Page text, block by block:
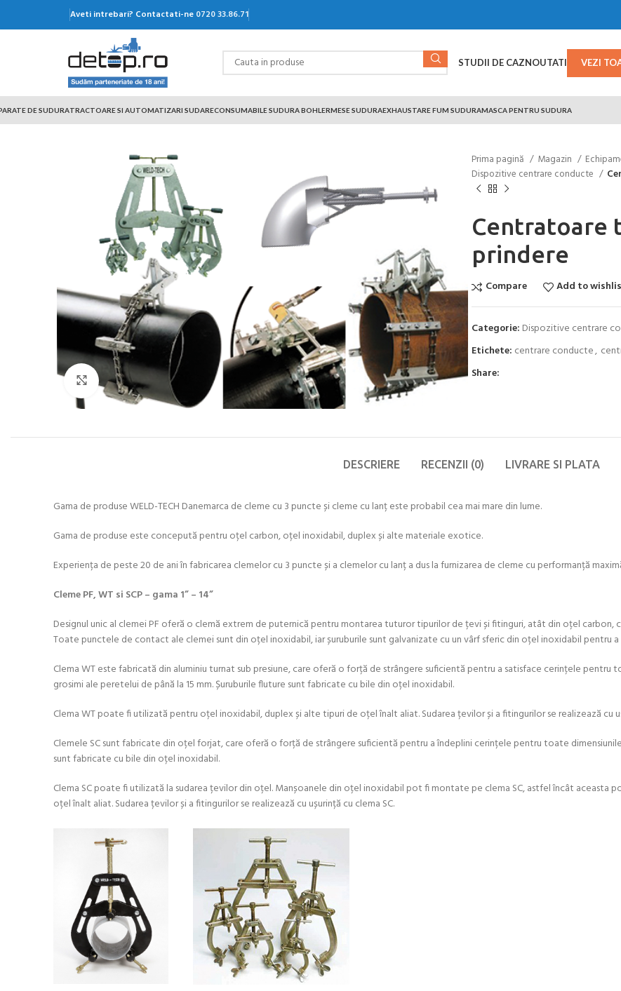
Aveti intrebari? Contactati-ne 0720 33.86.71
STUDII DE CAZNOUTATI VEZI
DE SUDURATRACTOARE SI AUTOMATIZARI SUDARECONSUMABILE SUDURA BOHLERMESE SUDURAEXHAUSTARE FUM SUDURAMASCA PENTRU SUDURA
Click to enlarge
Prima pagină Magazin
Dispozitive centrare conducte
Centratoare
prindere
Compare Add to
Categorie: Dispozitive centrare
Etichete: centrare conducte,
Share:
DESCRIERE RECENZII (0) LIVRARE SI PLATA
Gama de produse WELD-TECH Danemarca de cleme cu 3 puncte și cleme cu lanț este probabil cea mai mare din lume.
Gama de produse este concepută pentru oțel carbon, oțel inoxidabil, duplex și alte materiale exotice.
Experiența de peste 20 de ani în fabricarea clemelor cu 3 puncte și a clemelor cu lanț a dus la furnizarea de cleme cu performanță
Cleme PF, WT si SCP – gama 1” – 14”
Designul unic al clemei PF oferă o clemă extrem de puternică pentru montarea tuturor tipurilor de țevi și fitinguri, atât din oțel carbon,
Toate punctele de contact ale clemei sunt din oțel inoxidabil, iar șuruburile sunt galvanizate cu un vârf sferic din oțel inoxidabil pentru
Clema WT este fabricată din aluminiu turnat sub presiune, care oferă o forță de strângere suficientă pentru a satisface cerințele pentru
grosimi ale peretelui de până la 15 mm. Șuruburile fluture sunt fabricate cu bile din oțel inoxidabil.
Clema WT poate fi utilizată pentru oțel inoxidabil, duplex și alte tipuri de oțel înalt aliat. Sudarea țevilor și a fitingurilor se realizează cu
Clemele SC sunt fabricate din oțel forjat, care oferă o forță de strângere suficientă pentru a îndeplini cerințele pentru toate dimensiunile
sunt fabricate cu bile din oțel inoxidabil.
Clema SC poate fi utilizată la sudarea țevilor din oțel. Manșoanele din oțel inoxidabil pot fi montate pe clema SC, astfel încât
oțel înalt aliat. Sudarea țevilor și a fitingurilor se realizează cu ușurință cu clema SC.